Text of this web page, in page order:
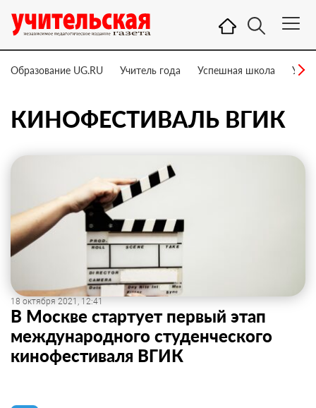
Образование UG.RU Учитель года Успешная школа
КИНОФЕСТИВАЛЬ ВГИК
18 октября 2021, 12:41
В Москве стартует первый этап
международного студенческого
кинофестиваля ВГИК